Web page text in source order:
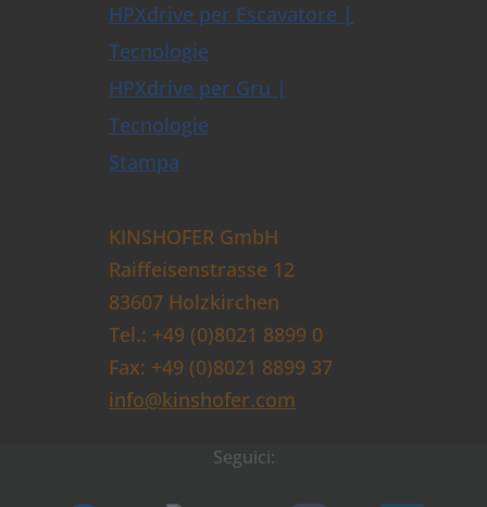
HPXdrive per Escavatore |
Tecnologie
HPXdrive per Gru |
Tecnologie
Stampa
KINSHOFER GmbH
Raiffeisenstrasse 12
83607 Holzkirchen
Tel.: +49 (0)8021 8899 0
Fax: +49 (0)8021 8899 37
info@kinshofer.com
Seguici: